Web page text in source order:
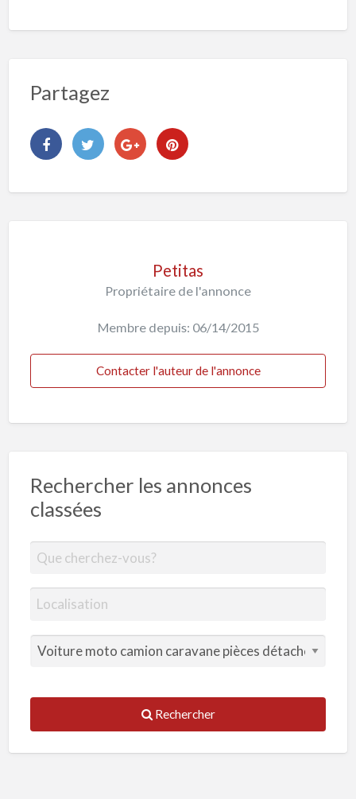
Partagez
Petitas
Propriétaire de l'annonce
Membre depuis: 06/14/2015
Contacter l'auteur de l'annonce
Rechercher les annonces
classées
Rechercher